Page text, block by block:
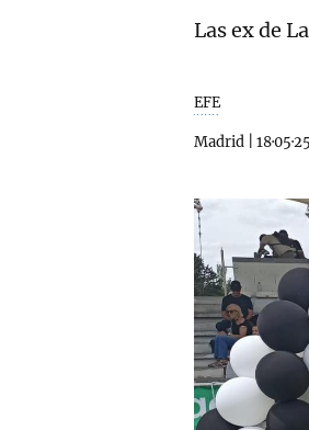
Las ex de
EFE
Madrid 18·05·25